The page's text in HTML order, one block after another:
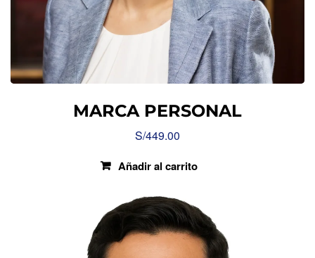
MARCA PERSONAL
S/449.00
Añadir al carrito